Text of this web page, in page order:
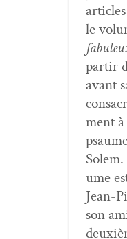
le
par­tir
avant
ment
ume
Jean-
son